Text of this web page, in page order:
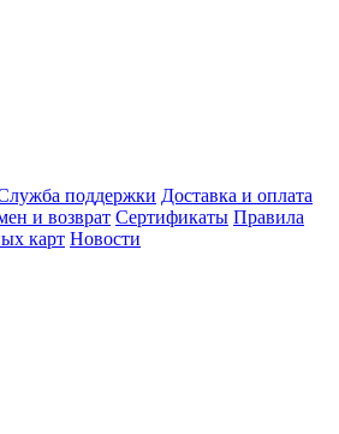
поддержки Доставка и оплата
и возврат Сертификаты Правила
карт Новости